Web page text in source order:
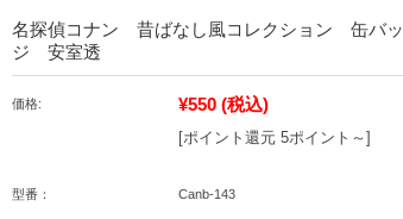
名探偵コナン 昔ばなし風コレクション 缶バッ
ジ 安室透
価格: ¥550 (税込)
[ポイント還元 5ポイント～]
型番： Canb-143